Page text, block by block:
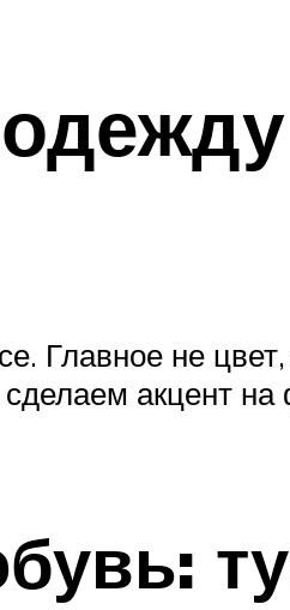
Главное не
акцент